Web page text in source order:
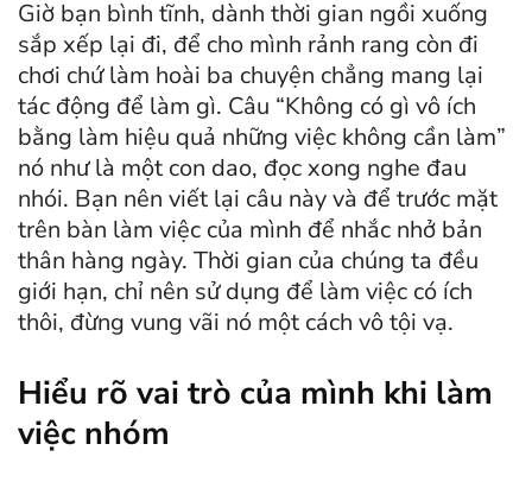
Giờ bạn bình tĩnh, dành thời gian ngồi xuống
sắp xếp lại đi, để cho mình rảnh rang còn đi
chơi chứ làm hoài ba chuyện chẳng mang lại
tác động để làm gì. Câu “Không có gì vô ích
bằng làm hiệu quả những việc không cần làm”
nó như là một con dao, đọc xong nghe đau
nhói. Bạn nên viết lại câu này và để trước mặt
trên bàn làm việc của mình để nhắc nhở bản
thân hàng ngày. Thời gian của chúng ta đều
giới hạn, chỉ nên sử dụng để làm việc có ích
thôi, đừng vung vãi nó một cách vô tội vạ.
Hiểu rõ vai trò của mình khi làm
việc nhóm